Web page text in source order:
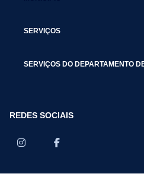
SERVIÇOS
SERVIÇOS DO DEPARTAMENTO
REDES SOCIAIS